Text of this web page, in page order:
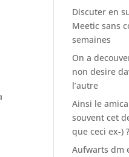
Discuter en
Meetic sans
semaines
On a
non desire
l’autre
Ainsi le
souvent cet
que ceci ex-) ?
Aufwarts dm